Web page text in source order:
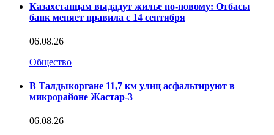
Казахстанцам выдадут жилье по-новому: Отбасы
банк меняет правила с 14 сентября
06.08.26
Общество
В Талдыкоргане 11,7 км улиц асфальтируют в
микрорайоне Жастар-3
06.08.26